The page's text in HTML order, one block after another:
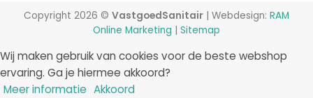
Copyright 2026 © VastgoedSanitair | Webdesign: RAM
Online Marketing
Sitemap
Wij maken gebruik van cookies voor de beste webshop
ervaring. Ga je hiermee akkoord?
Meer informatie Akkoord